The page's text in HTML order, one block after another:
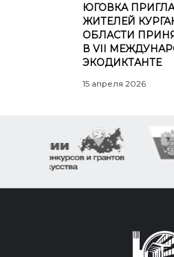
ЮГОВКА
ЖИТЕЛЕЙ
ОБЛАСТИ
В VII
ЭКОДИКТАНТЕ
15 апреля 2026